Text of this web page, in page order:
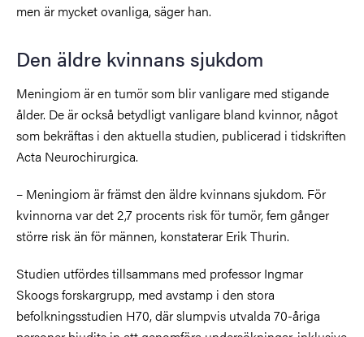
men är mycket ovanliga, säger han.
Den äldre kvinnans sjukdom
Meningiom är en tumör som blir vanligare med stigande
ålder. De är också betydligt vanligare bland kvinnor, något
som bekräftas i den aktuella studien, publicerad i tidskriften
Acta Neurochirurgica.
– Meningiom är främst den äldre kvinnans sjukdom. För
kvinnorna var det 2,7 procents risk för tumör, fem gånger
större risk än för männen, konstaterar Erik Thurin.
Studien utfördes tillsammans med professor Ingmar
Skoogs forskargrupp, med avstamp i den stora
befolkningsstudien H70, där slumpvis utvalda 70-åriga